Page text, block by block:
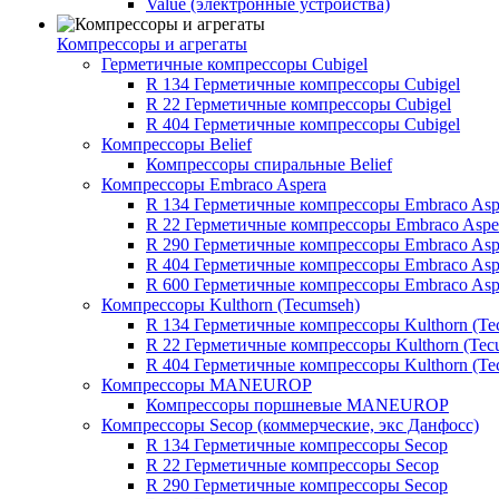
Value (электронные устройства)
Компрессоры и агрегаты
Герметичные компрессоры Cubigel
R 134 Герметичные компрессоры Cubigel
R 22 Герметичные компрессоры Cubigel
R 404 Герметичные компрессоры Cubigel
Компрессоры Belief
Компрессоры спиральные Belief
Компрессоры Embraco Aspera
R 134 Герметичные компрессоры Embraco
R 22 Герметичные компрессоры Embraco
R 290 Герметичные компрессоры Embraco
R 404 Герметичные компрессоры Embraco
R 600 Герметичные компрессоры Embraco
Компрессоры Kulthorn (Tecumseh)
R 134 Герметичные компрессоры Kulthorn
R 22 Герметичные компрессоры Kulthorn
R 404 Герметичные компрессоры Kulthorn
Компрессоры MANEUROP
Компрессоры поршневые MANEUROP
Компрессоры Secop (коммерческие, экс Данфосс)
R 134 Герметичные компрессоры Secop
R 22 Герметичные компрессоры Secop
R 290 Герметичные компрессоры Secop